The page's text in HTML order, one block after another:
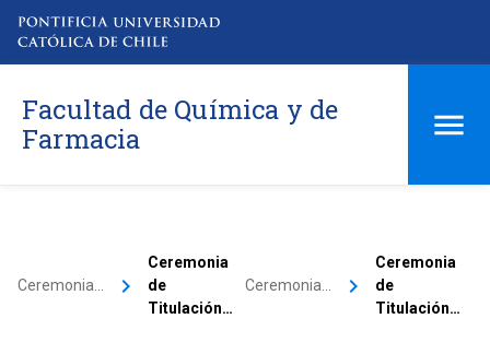
Facultad de Química y de
Farmacia
Ceremonia… keyboard_arrow_right
Ceremonia
de
Titulación…
Ceremonia… keyboard_arrow_right
Ceremonia
de
Titulación…